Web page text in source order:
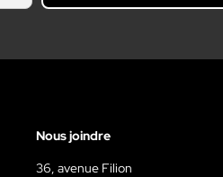
Nous joindre
36, avenue Filion